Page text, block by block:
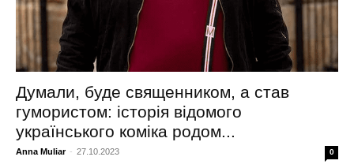
Думали, буде священником, а став
гумористом: історія відомого
українського коміка родом...
Anna Muliar - 27.10.2023 0